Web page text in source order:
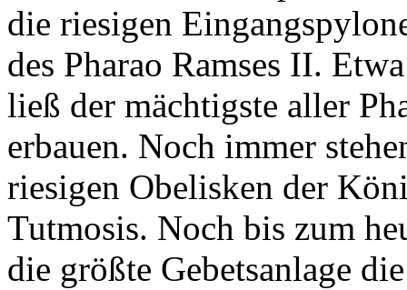
die riesigen
des Pharao Ramses II.
ließ der mächtigste aller
erbauen. Noch immer
riesigen Obelisken der
Tutmosis. Noch bis zum
die größte Gebetsanlage